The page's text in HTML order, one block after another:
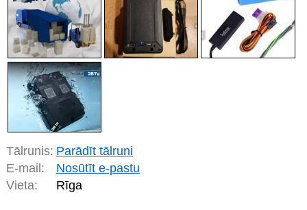
Tālrunis: Parādīt tālruni
E-mail:
Nosūtīt e-pastu
Vieta:
Rīga